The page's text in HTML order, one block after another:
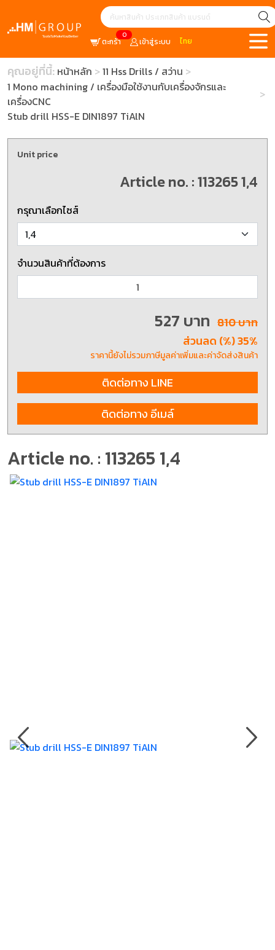
0
ตะกร้า เข้าสู่ระบบ ไทย
คุณอยู่ที่นี้: หน้าหลัก
11 Hss Drills / สว่าน
1 Mono machining / เครื่องมือใช้งานกับเครื่องจักรและ
เครื่องCNC
Stub drill HSS-E DIN1897 TiAlN
Article no. : 113265 1,4
Unit price
Article no. : 113265 1,4
กรุณาเลือกไซส์
จำนวนสินค้าที่ต้องการ
527 บาท 810 บาท
ส่วนลด (%) 35%
ราคานี้ยังไม่รวมภาษีมูลค่าเพิ่มและค่าจัดส่งสินค้า
ติดต่อทาง LINE
ติดต่อทาง อีเมล์